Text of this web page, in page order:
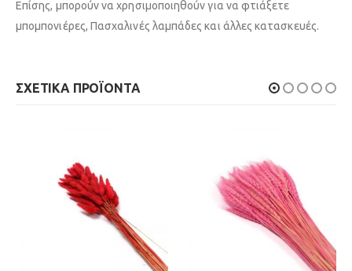
Επίσης, μπορούν να χρησιμοποιηθούν για να φτιάξετε
μπομπονιέρες, Πασχαλινές λαμπάδες και άλλες κατασκευές.
ΣΧΕΤΙΚΆ ΠΡΟΪΌΝΤΑ